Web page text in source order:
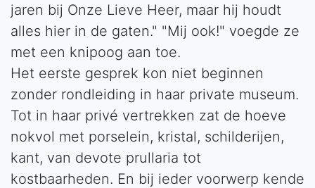
jaren bij Onze Lieve Heer, maar hij houdt
alles hier in de gaten." "Mij ook!" voegde ze
met een knipoog aan toe.
Het eerste gesprek kon niet beginnen
zonder rondleiding in haar private museum.
Tot in haar privé vertrekken zat de hoeve
nokvol met porselein, kristal, schilderijen,
kant, van devote prullaria tot
kostbaarheden. En bij ieder voorwerp kende